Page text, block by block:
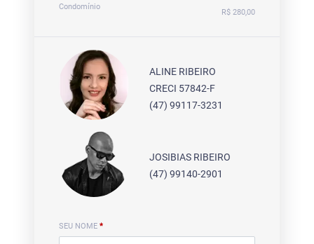
Condomínio
R$ 280,00
ALINE RIBEIRO
CRECI 57842-F
(47) 99117-3231
JOSIBIAS RIBEIRO
(47) 99140-2901
SEU NOME *